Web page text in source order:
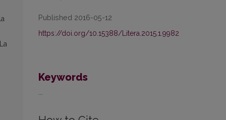
Published 2016-05-12
https://doi.org/10.15388/Litera.2015.1.9982
Keywords